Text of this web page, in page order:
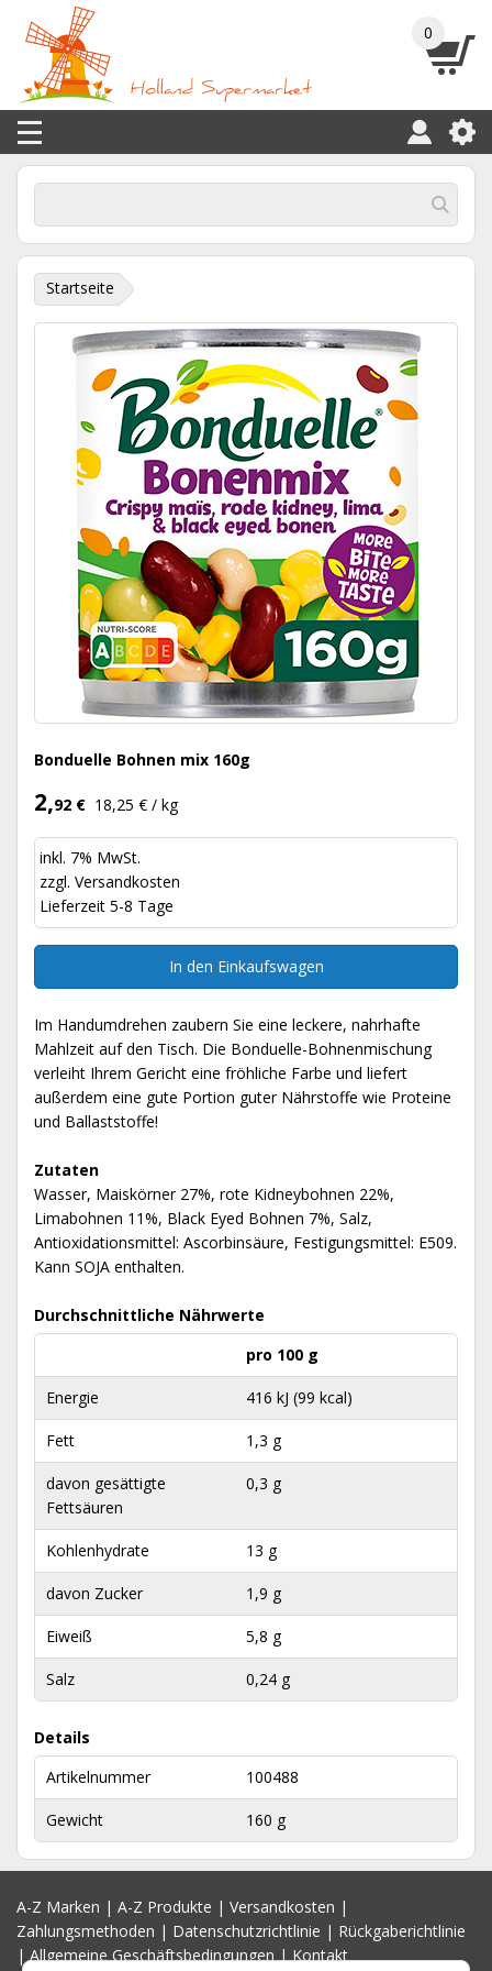
0
Startseite
Bonduelle Bohnen mix 160g
2,92 € 18,25 € / kg
inkl. 7% MwSt.
zzgl. Versandkosten
Lieferzeit 5-8 Tage
In den Einkaufswagen
Im Handumdrehen zaubern Sie eine leckere, nahrhafte
Mahlzeit auf den Tisch. Die Bonduelle-Bohnenmischung
verleiht Ihrem Gericht eine fröhliche Farbe und liefert
außerdem eine gute Portion guter Nährstoffe wie Proteine ​​
und Ballaststoffe!
Zutaten
Wasser, Maiskörner 27%, rote Kidneybohnen 22%,
Limabohnen 11%, Black Eyed Bohnen 7%, Salz,
Antioxidationsmittel: Ascorbinsäure, Festigungsmittel: E509.
Kann SOJA enthalten.
Durchschnittliche Nährwerte
pro 100 g
Energie 416 kJ (99 kcal)
Fett 1,3 g
davon gesättigte
Fettsäuren
0,3 g
Kohlenhydrate 13 g
davon Zucker 1,9 g
Eiweiß 5,8 g
Salz 0,24 g
Details
Artikelnummer
100488
Gewicht 160 g
A-Z Marken | A-Z Produkte | Versandkosten |
Zahlungsmethoden | Datenschutzrichtlinie | Rückgaberichtlinie
|Allgemeine Geschäftsbedingungen|Kontakt